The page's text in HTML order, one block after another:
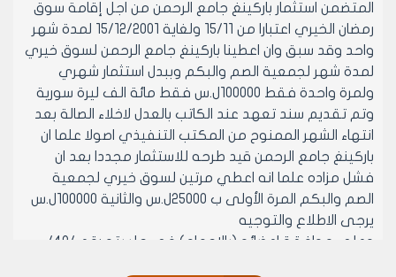
المتضمن استثمار باركينغ جامع الرحمن من اجل إقامة سوق
رمضان الخيري اعتبارا من 15/11 ولغاية 15/12/2001 لمدة شهر
واحد وقد سبق وان اعطينا باركينغ جامع الرحمن لسوق خيري
لمدة شهر لجمعية الصم والبكم وببدل استثمار شهري
ولمرة واحدة فقط 100000ل.س فقط مائة الف ليرة سورية
وتم تقديم سند تعهد عند الكاتب بالعدل لاخلاء الصالة بعد
انتهاء الشهر الممنوح من المكتب التنفيذي اصولا علما ان
باركينغ جامع الرحمن قيد طرحه للاستثمار مجددا بعد ان
فشل مزاده علما انه اعطي مرتين لسوق خيري لجمعية
الصم والبكم المرة الأولى ب 25000ل.س والثانية 100000ل.س
يرجى الاطلاع والتوجيه
وعلى موافقة اعضائه (بالإجماع) في جلسته رقم /48/